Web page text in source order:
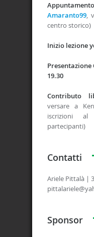
Amaranto99,
centro storico)
Inizio lezione
Presentazione
19.30
Contributo
versare a
iscrizioni
partecipanti)
Contatti
Ariele Pittalà |
Sponsor